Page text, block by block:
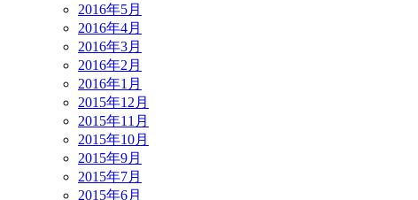
2016年5月
2016年4月
2016年3月
2016年2月
2016年1月
2015年12月
2015年11月
2015年10月
2015年9月
2015年7月
2015年6月